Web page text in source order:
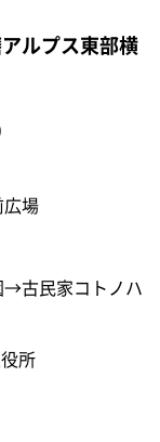
ルプス東部横
場
古民家コトノハ
所